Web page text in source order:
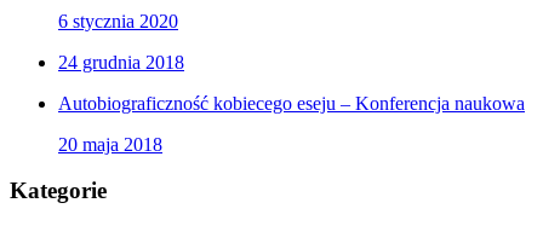
6 stycznia 2020
24 grudnia 2018
Autobiograficzność kobiecego eseju – Konferencja naukowa
20 maja 2018
Kategorie